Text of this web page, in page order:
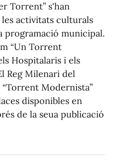
Torrent” s'han
activitats culturals
programació municipal.
“Un Torrent
Hospitalaris i els
Reg Milenari del
“Torrent Modernista”
disponibles en
de la seua publicació